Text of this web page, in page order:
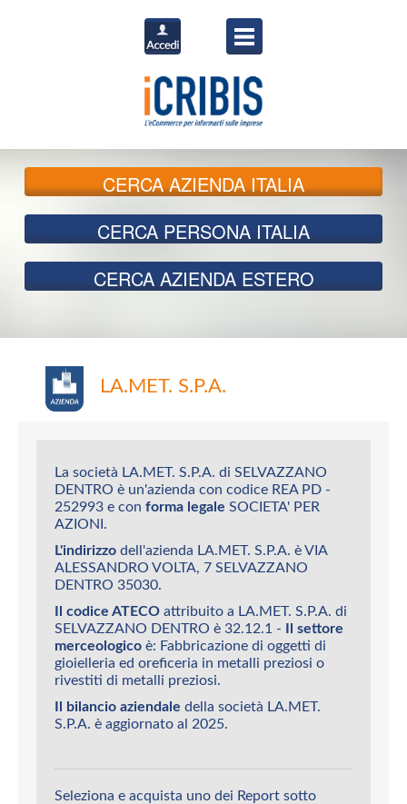
CERCAAZIENDA ITALIA
CERCA PERSONA ITALIA
CERCA AZIENDA ESTERO
LA.MET. S.P.A.
La società LA.MET. S.P.A. di SELVAZZANO
DENTRO è un'azienda con codice REA PD -
252993 e con forma legale SOCIETA' PER
AZIONI.
L'indirizzo dell'azienda LA.MET. S.P.A. è VIA
ALESSANDRO VOLTA, 7 SELVAZZANO
DENTRO 35030.
Il codice ATECO attribuito a LA.MET. S.P.A. di
SELVAZZANO DENTRO è 32.12.1 - Il settore
merceologico è: Fabbricazione di oggetti di
gioielleria ed oreficeria in metalli preziosi o
rivestiti di metalli preziosi.
Il bilancio aziendale della società LA.MET.
S.P.A. è aggiornato al 2025.
Seleziona e acquista uno dei Report sotto